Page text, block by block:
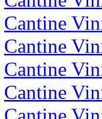
Cantine
Cantine
Cantine
Cantine